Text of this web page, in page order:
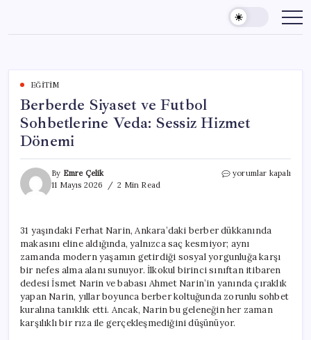
content
EĞITIM
Berberde Siyaset ve Futbol
Sohbetlerine Veda: Sessiz Hizmet
Dönemi
By Emre Çelik
11 Mayıs 2026
2 Min Read
Berberde
Veda:
Sessiz
Hizmet
Dönemi
için
yorumlar kapalı
31 yaşındaki Ferhat Narin, Ankara’daki berber dükkanında
makasını eline aldığında, yalnızca saç kesmiyor; aynı
zamanda modern yaşamın getirdiği sosyal yorgunluğa karşı
bir nefes alma alanı sunuyor. İlkokul birinci sınıftan itibaren
dedesi İsmet Narin ve babası Ahmet Narin’in yanında çıraklık
yapan Narin, yıllar boyunca berber koltuğunda zorunlu sohbet
kuralına tanıklık etti. Ancak, Narin bu geleneğin her zaman
karşılıklı bir rıza ile gerçekleşmediğini düşünüyor.